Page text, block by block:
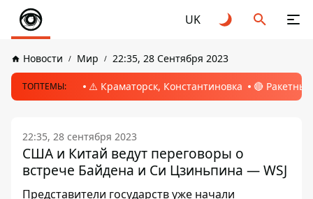
UK
Новости Мир 22:35, 28 Сентября 2023
ТОПТЕМЫ: ⚠️ Краматорск, Константиновка 🔴
22:35, 28 сентября 2023
США и Китай ведут переговоры о
встрече Байдена и Си Цзиньпина — WSJ
Представители государств уже начали